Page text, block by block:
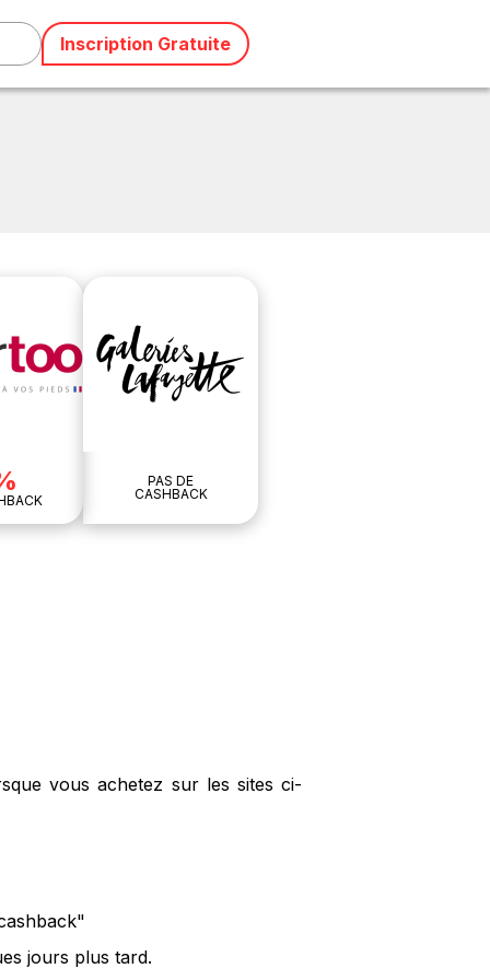
PAS DE
CASHBACK
vous achetez sur les sites ci-
jours plus tard.
Inscription Gratuite